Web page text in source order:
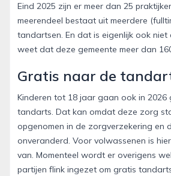
Eind 2025 zijn er meer dan 25
meerendeel bestaat uit meerdere
tandartsen. En dat is eigenlijk ook niet
weet dat deze gemeente meer dan
Gratis naar de
Kinderen tot 18 jaar gaan ook in 2026
tandarts. Dat kan omdat deze zorg
opgenomen in de zorgverzekering en
onveranderd. Voor volwassenen is
van. Momenteel wordt er overigens
partijen flink ingezet om gratis